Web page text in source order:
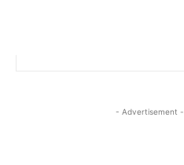
- Advertisement -